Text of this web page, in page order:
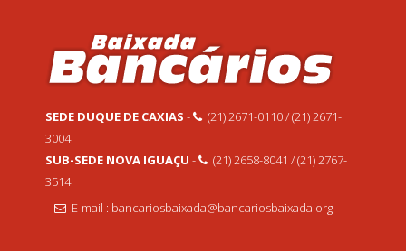
SEDE DUQUE DE CAXIAS -
(21) 2671-0110 / (21) 2671-
3004
SUB-SEDE NOVA IGUAÇU -
(21) 2658-8041 / (21) 2767-
3514
E-mail : bancariosbaixada@bancariosbaixada.org